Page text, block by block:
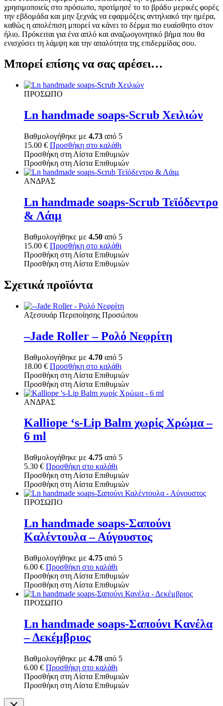
χρησιμοποιείς στο πρόσωπο, προτίμησέ το το βράδυ μερικές φορές
την εβδομάδα και μην ξεχνάς να εφαρμόζεις αντηλιακό την ημέρα,
καθώς η απολέπιση μπορεί να κάνει το δέρμα πιο ευαίσθητο στον
ήλιο. Πρόκειται για ένα απλό και αναζωογονητικό βήμα που θα
ενισχύσει τη λάμψη και την απαλότητα της επιδερμίδας σου.
Μπορεί επίσης να σας αρέσει…
ΠΡΟΣΩΠΟ
Ln handmade soaps-Scrub Χειλιών
Βαθμολογήθηκε με 4.73 από 5
15.00 € Προσθήκη στο καλάθι
Προσθήκη στη Λίστα Επιθυμιών
Προσθήκη στη Λίστα Επιθυμιών
ΑΝΔΡΑΣ
Ln handmade soaps-Scrub Τεϊόδεντρο
& Λάιμ
Βαθμολογήθηκε με 4.50 από 5
15.00 € Προσθήκη στο καλάθι
Προσθήκη στη Λίστα Επιθυμιών
Προσθήκη στη Λίστα Επιθυμιών
Σχετικά προϊόντα
Αξεσουάρ Περιποίησης Προσώπου
–Jade Roller – Ρολό Νεφρίτη
Βαθμολογήθηκε με 4.70 από 5
18.00 € Προσθήκη στο καλάθι
Προσθήκη στη Λίστα Επιθυμιών
Προσθήκη στη Λίστα Επιθυμιών
ΑΝΔΡΑΣ
Kalliope ‘s-Lip Balm χωρίς Χρώμα –
6 ml
Βαθμολογήθηκε με 4.75 από 5
5.30 € Προσθήκη στο καλάθι
Προσθήκη στη Λίστα Επιθυμιών
Προσθήκη στη Λίστα Επιθυμιών
ΠΡΟΣΩΠΟ
Ln handmade soaps-Σαπούνι
Καλέντουλα – Αύγουστος
Βαθμολογήθηκε με 4.75 από 5
6.00 € Προσθήκη στο καλάθι
Προσθήκη στη Λίστα Επιθυμιών
Προσθήκη στη Λίστα Επιθυμιών
ΠΡΟΣΩΠΟ
Ln handmade soaps-Σαπούνι Κανέλα
– Δεκέμβριος
Βαθμολογήθηκε με 4.78 από 5
6.00 € Προσθήκη στο καλάθι
Προσθήκη στη Λίστα Επιθυμιών
Προσθήκη στη Λίστα Επιθυμιών